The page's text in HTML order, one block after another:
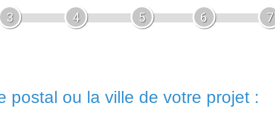
3 4 5 6 7
postal ou la ville de votre projet :